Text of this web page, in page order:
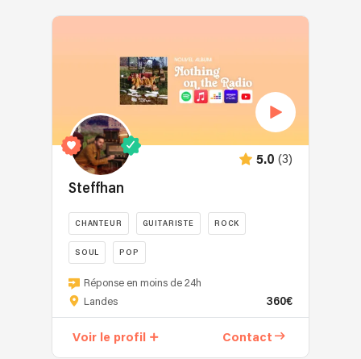
musiques
traditionnelles
que
nous
aimons,
l’aide
d’une
touche
modernité
et
âme
5.0 (3)
Steffhan
CHANTEUR GUITARISTE ROCK
SOUL POP
Bonjour,
Je
STEFFHAN,
Réponse en moins de 24h
Landes
360€
Voir le profil Contact